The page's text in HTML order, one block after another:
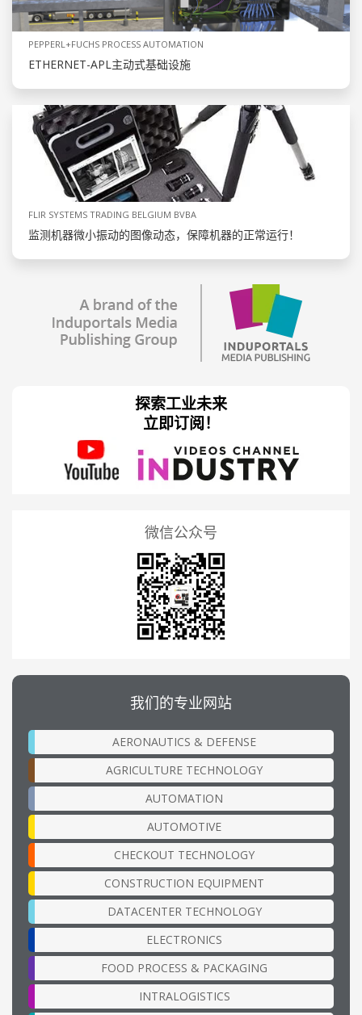
PEPPERL+FUCHS PROCESS AUTOMATION
ETHERNET-APL主动式基础设施
FLIR SYSTEMS TRADING BELGIUM BVBA
监测机器微小振动的图像动态，保障机器的正常运行！
探索工业未来
立即订阅！
微信公众号
我们的专业网站
AERONAUTICS & DEFENSE
AGRICULTURE TECHNOLOGY
AUTOMATION
AUTOMOTIVE
CHECKOUT TECHNOLOGY
CONSTRUCTION EQUIPMENT
DATACENTER TECHNOLOGY
ELECTRONICS
FOOD PROCESS & PACKAGING
INTRALOGISTICS